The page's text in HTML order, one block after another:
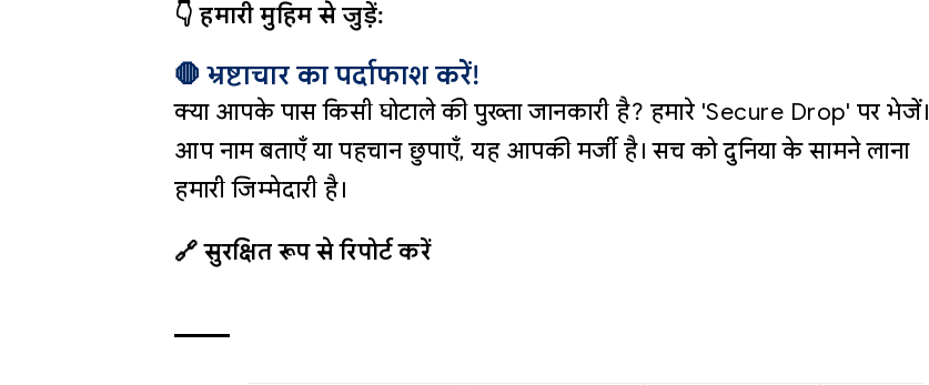
👇 हमारी मुहिम से जुड़ें:
🛑 भ्रष्टाचार का पर्दाफाश करें!
क्या आपके पास किसी घोटाले की पुख्ता जानकारी है? हमारे 'Secure Drop' पर भेजें।
आप नाम बताएँ या पहचान छुपाएँ, यह आपकी मर्जी है। सच को दुनिया के सामने लाना
हमारी जिम्मेदारी है।
🔗 सुरक्षित रूप से रिपोर्ट करें